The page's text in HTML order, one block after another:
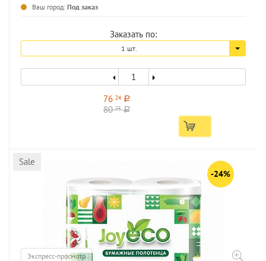
Ваш город: Под заказ
Заказать по:
1 шт.
76 24 a
8025 a
Sale
-24%
Экспресс-просмотр